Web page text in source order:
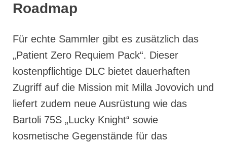
Roadmap
Für echte Sammler gibt es zusätzlich das
„Patient Zero Requiem Pack“. Dieser
kostenpflichtige DLC bietet dauerhaften
Zugriff auf die Mission mit Milla Jovovich und
liefert zudem neue Ausrüstung wie das
Bartoli 75S „Lucky Knight“ sowie
kosmetische Gegenstände für das